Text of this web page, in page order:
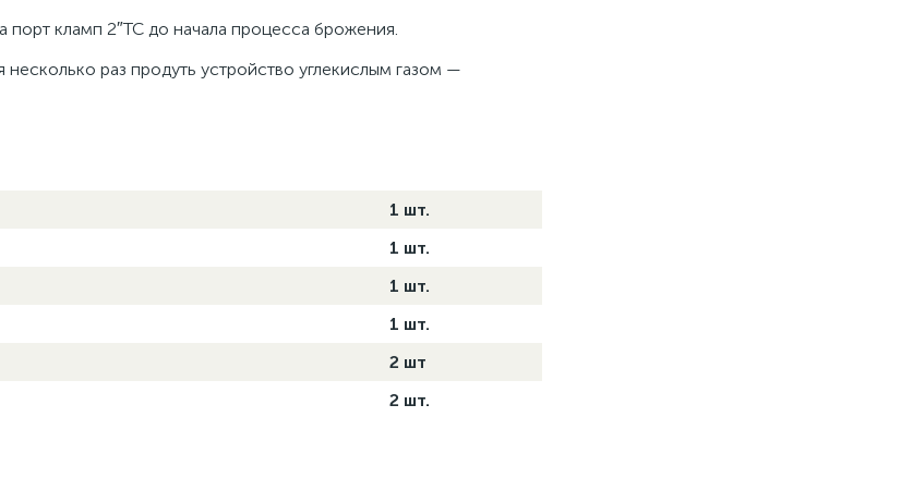
кламп 2″TC до начала процесса брожения.
раз продуть устройство углекислым газом —
1 шт.
1 шт.
1 шт.
1 шт.
2 шт
2 шт.